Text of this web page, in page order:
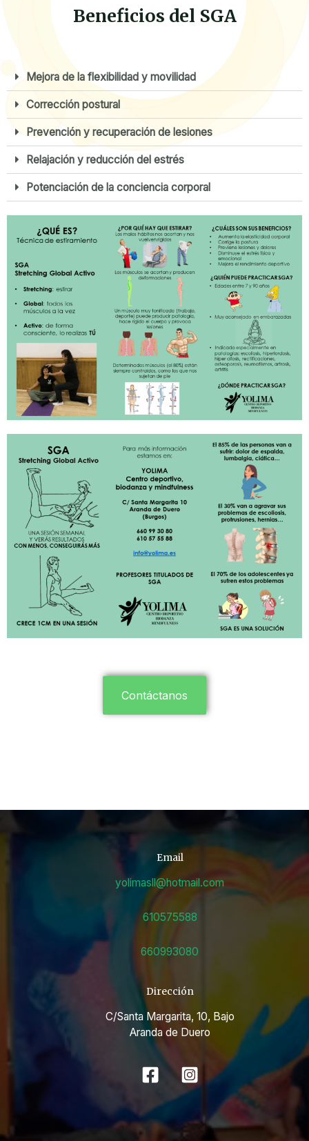
Beneficios del SGA
Mejora de la flexibilidad y movilidad
Corrección postural
Prevención y recuperación de lesiones
Relajación y reducción del estrés
Potenciación de la conciencia corporal
Contáctanos
Email
yolimasll@hotmail.com
610575588
660993080
Dirección
C/Santa Margarita, 10, Bajo
Aranda de Duero